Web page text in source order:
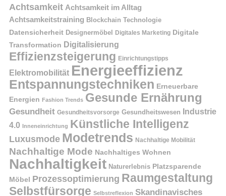
Achtsamkeit Achtsamkeit im Alltag
Achtsamkeitstraining Blockchain Technologie
Datensicherheit Designermöbel Digitales Marketing Digitale
Transformation Digitalisierung
Effizienzsteigerung Einrichtungstipps
Elektromobilität Energieeffizienz
Entspannungstechniken Erneuerbare
Energien Fashion Trends Gesunde Ernährung
Gesundheit Gesundheitsvorsorge Gesundheitswesen
Industrie
4.0
Inneneinrichtung Künstliche Intelligenz
Luxusmode Modetrends Nachhaltige Mobilität
Nachhaltige Mode Nachhaltiges Wohnen
Nachhaltigkeit Naturerlebnis Platzsparende
Möbel
Prozessoptimierung Raumgestaltung
Selbstfürsorge Selbstreflexion Skandinavisches